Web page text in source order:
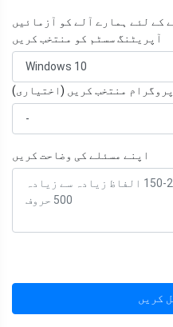
کے لئے ہمارے آلے کو آزمائیں
آپریٹنگ سسٹم کو منتخب کریں
منتخب کریں (اختیاری)
اپنے مسئلے کی وضاحت کریں
کریں